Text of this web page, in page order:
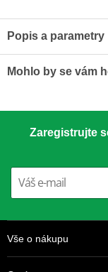
Popis a parametry
černé barvě!
Unikátní tvar zubů–
Trojí zinkování–
Mohlo by se vám
Zaregistrujte
Vše o nákupu